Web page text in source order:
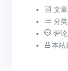
文
分
评
本站